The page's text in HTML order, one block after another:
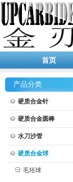
首页
产品分类
硬质合金针
硬质合金圆棒
水刀沙管
硬质合金球
毛坯球